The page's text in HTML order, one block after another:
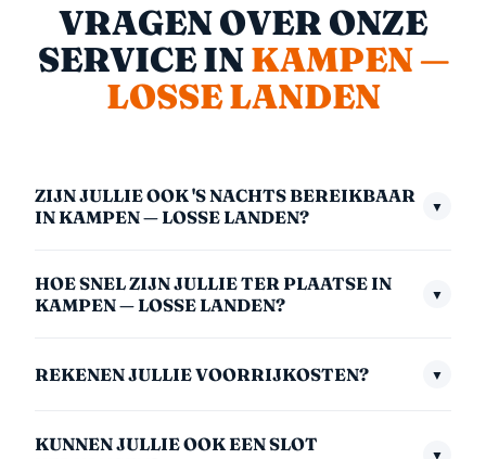
VRAGEN OVER ONZE
SERVICE INKAMPEN —
LOSSE LANDEN
ZIJN JULLIE OOK 'S NACHTS BEREIKBAAR
IN KAMPEN — LOSSE LANDEN?
▼
in het weekend en op feestdagen. Het nachttarief
HOE SNEL ZIJN JULLIE TER PLAATSE IN
KAMPEN — LOSSE LANDEN?
▼
afgelegen gebieden kan dit iets langer zijn. We
zodra u belt.
REKENEN JULLIE VOORRIJKOSTEN? ▼
KUNNEN JULLIE OOK EEN SLOT
▼